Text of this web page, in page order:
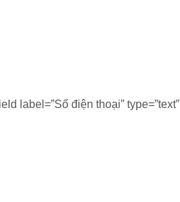
label=”Số điện thoại” type=”text”